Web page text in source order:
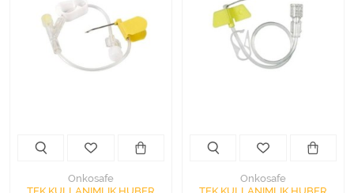
Kişisel Bakım ve Sağlık
Kişisel Bakım ve Sağlık
Ortopedi Ürünleri
Onkosafe
Onkosafe